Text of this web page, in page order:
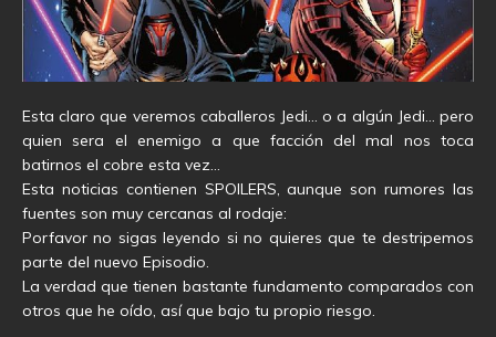
Esta claro que veremos caballeros Jedi… o a algún Jedi… pero
quien sera el enemigo a que facción del mal nos toca
batirnos el cobre esta vez…
Esta noticias contienen SPOILERS, aunque son rumores las
fuentes son muy cercanas al rodaje:
Porfavor no sigas leyendo si no quieres que te destripemos
parte del nuevo Episodio.
La verdad que tienen bastante fundamento comparados con
otros que he oído, así que bajo tu propio riesgo.